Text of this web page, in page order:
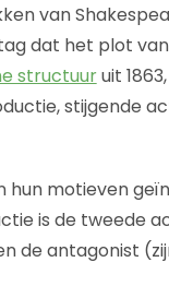
van
dat het plot
structuuruit
stijgende
hun motieven
is de tweede
de antagonist